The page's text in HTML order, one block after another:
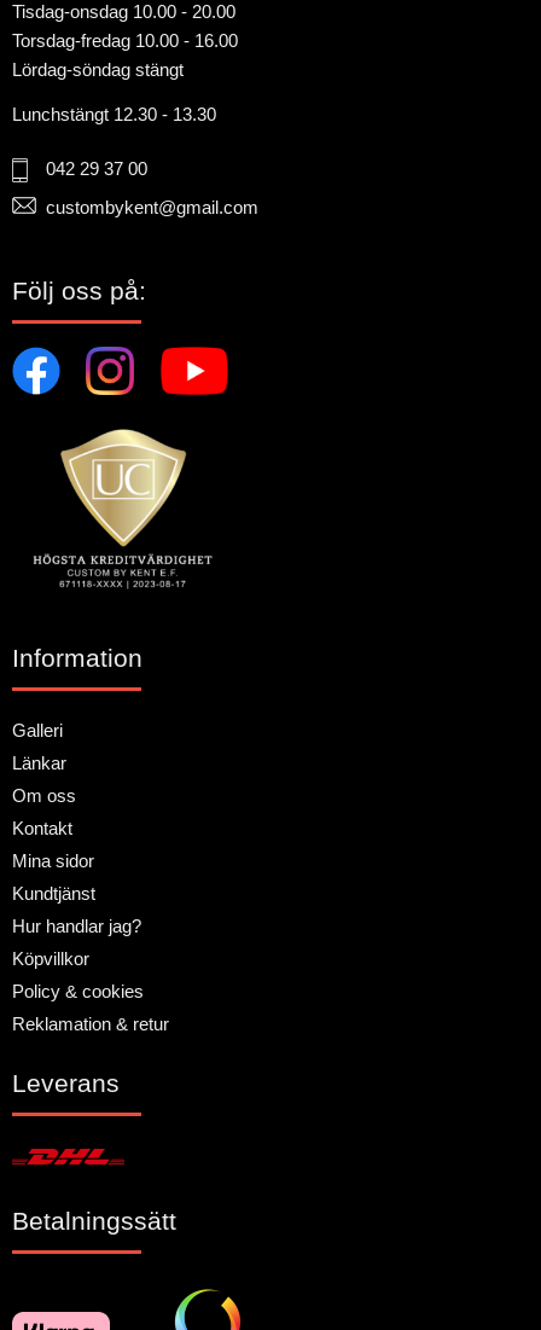
Tisdag-onsdag 10.00 - 20.00
Torsdag-fredag 10.00 - 16.00
Lördag-söndag stängt
Lunchstängt 12.30 - 13.30
042 29 37 00
custombykent@gmail.com
Följ oss på:
Information
Galleri
Länkar
Om oss
Kontakt
Mina sidor
Kundtjänst
Hur handlar jag?
Köpvillkor
Policy & cookies
Reklamation & retur
Leverans
Betalningssätt